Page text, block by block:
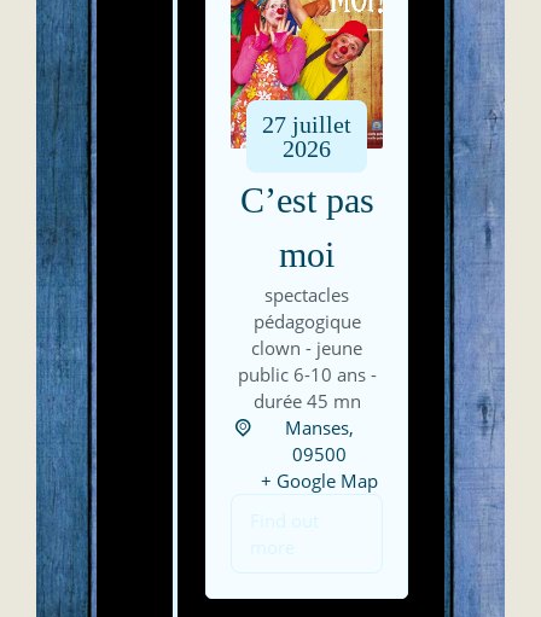
27 juillet
2026
C’est pas
moi
spectacles
pédagogique
clown - jeune
public 6-10 ans -
durée 45 mn
Manses,
09500
+ Google Map
Find out
more